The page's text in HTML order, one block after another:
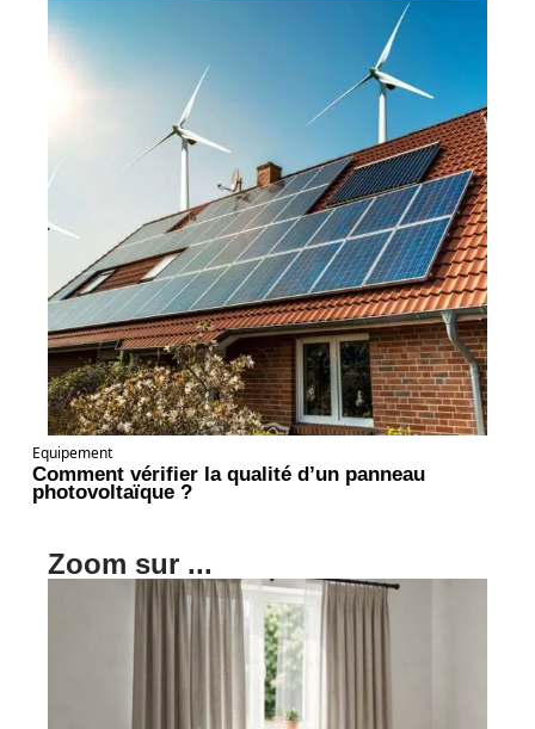
Equipement
Comment vérifier la qualité d’un panneau
photovoltaïque ?
Zoom sur ...